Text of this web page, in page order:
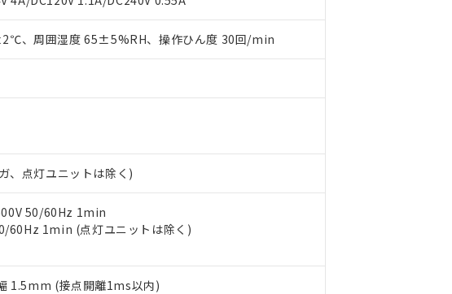
、周囲湿度 65±5%RH、操作ひん度 30回/min
、点灯ユニットは除く)
50/60Hz 1min
60Hz 1min (点灯ユニットは除く)
1.5mm (接点開離1ms以内)
よび標準価格はお客様のお取引先、またはお客様担当のオムロン制御機器販売店・
談ください。
販売店や当社販売拠点は「販売ネットワーク
」をご確認ください。
準価格結果を当社の事前の承諾なく第三者に漏洩または開示しないようお願いしま
（部品リスト作成サービス）をご利用いただくには、I-Webメンバーズにご登録され
ます。
サイト上で当社にご登録された部品リストについて、当社および当社の共同利用者
サービスに関するお客様との取引・商談に必要な範囲で利用することをご了承くだ
者とは、"個人情報の共同利用に関して"
の「1.共同利用者の範囲」に記載されて
す。
況などにより、予定月が前後することがあります。
ンロード
ダウンロードすることができます。
）の非含有証明書
（当社基準）
で非含有を証明するもので、過去に遡って非含有を証明するものではありません。
タル酸エステル類４物質の対応では、対応完了までの期間は出荷製品に未対応品が
欄に対応日を記載しておりました。
、 DIBP(フタル酸ジイソブチル) : 1000ppm、 BBP(フタル酸ブチルベンジル) : 1000ppm、
限
物質）のすべてが基準値以下であることを示します。
況下において有害物質が外部に漏えいし、環境に深刻な影響を及ぼさない年数を意
、核兵器、ミサイル、化学兵器、生物兵器またはその他武器並びにこれらの製造装
たしません。
を第三者に販売する場合は、上記1、2および3の内容を当該第三者に通知します。
先および販売に係わる関係者が違法に輸出するおそれがある場合は、取り引きをい
たないが在庫あり
新の在庫状況については、お客様のお取引先、またはお客様担当のオムロン制御
当社販売員にご確認ください)
、また在庫状況の情報を公開していない機種